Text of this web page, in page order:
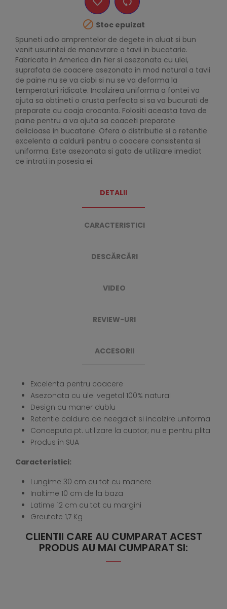
 Stoc epuizat
Spuneti adio amprentelor de degete in aluat si bun
venit usurintei de manevrare a tavii in bucatarie.
Fabricata in America din fier si asezonata cu ulei,
suprafata de coacere asezonata in mod natural a tavii
de paine nu se va ciobi si nu se va deforma la
temperaturi ridicate. Incalzirea uniforma a fontei va
ajuta sa obtineti o crusta perfecta si sa va bucurati de
preparate cu coaja crocanta. Folositi aceasta tava de
paine pentru a va ajuta sa coaceti preparate
delicioase in bucatarie. Ofera o distributie si o retentie
excelenta a caldurii pentru o coacere consistenta si
uniforma. Este asezonata si gata de utilizare imediat
ce intrati in posesia ei.
DETALII
CARACTERISTICI
DESCĂRCĂRI
VIDEO
REVIEW-URI
ACCESORII
Excelenta pentru coacere
Asezonata cu ulei vegetal 100% natural
Design cu maner dublu
Retentie caldura de neegalat si incalzire uniforma
Conceputa pt. utilizare la cuptor; nu e pentru plita
Produs in SUA
Caracteristici:
Lungime 30 cm cu tot cu manere
Inaltime 10 cm de la baza
Latime 12 cm cu tot cu margini
Greutate 1,7 Kg
CLIENTII CARE AU CUMPARAT ACEST
PRODUS AU MAI CUMPARAT SI: